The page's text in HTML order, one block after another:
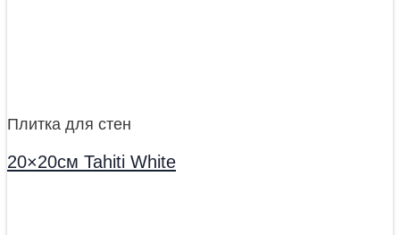
Плитка для стен
20×20см Tahiti White